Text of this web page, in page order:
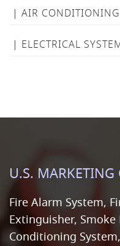
AIR CONDITIONING
ELECTRICAL
U.S. MARKETING
Fire Alarm System,
Extinguisher,
Conditioning